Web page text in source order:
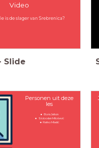
Video
is de slager van Srebrenica?
Slide
Personen uit deze
les
Boris Jeltsin
Slobodan Milošević
Ratko Mladić